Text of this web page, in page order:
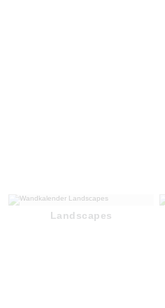
Landscapes